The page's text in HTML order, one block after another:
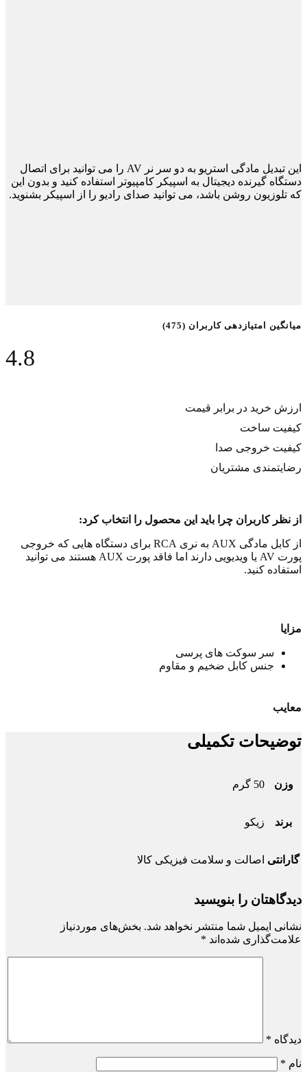
این تبدیل مادگی استریو به دو سر نر AV را می توانید برای اتصال
دستگاه گیرنده دیجیتال به اسپیکر کامپیوتر استفاده کنید و بدون این
که تلوزیون روشن باشد، می توانید صدای رادیو را از اسپیکر بشنوید.
میانگین امتیازدهی کاربران (475)
4.8
ارزش خريد در برابر قيمت
کيفيت ساخت
کيفيت خروجی صدا
رضايتمندی مشتريان
از نظر کاربران چرا باید این محصول را انتخاب کرد:
از کابل مادگی AUX به نری RCA برای دستگاه هایی که خروجی
پورت AV یا ویدیویی دارند اما فاقد پورت AUX هستند می توانید
استفاده کنید.
مزایا
سر سوکت های پرسی
جنس کابل ضخیم و مقاوم
معایب
توضیحات تکمیلی
وزن 50 گرم
برند زیکو
گارانتی اصالت و سلامت فیزیکی کالا
دیدگاهتان را بنویسید
نشانی ایمیل شما منتشر نخواهد شد. بخش‌های موردنیاز
علامت‌گذاری شده‌اند *
دیدگاه *
نام *